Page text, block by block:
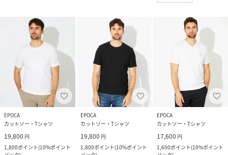
EPOCA
カットソー・Tシャツ
19,800 円
1,800ポイント(10%ポイント
EPOCA
カットソー・Tシャツ
19,800 円
1,800ポイント(10%ポイント
EPOCA
カットソー・Tシャツ
17,600 円
1,600ポイント(10%ポイント